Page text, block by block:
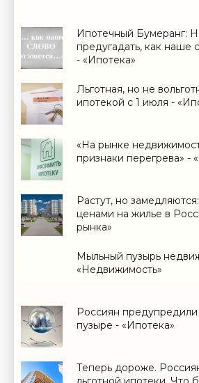
Ипотечный Бумеранг:
предугадать, как наше
- «Ипотека»
Льготная, но не
ипотекой с 1 июля -
«На рынке
признаки перегрева» -
Растут, но
ценами на жилье в
рынка»
Мыльный пузырь
«Недвижимость»
Россиян
пузыре - «Ипотека»
Теперь дороже.